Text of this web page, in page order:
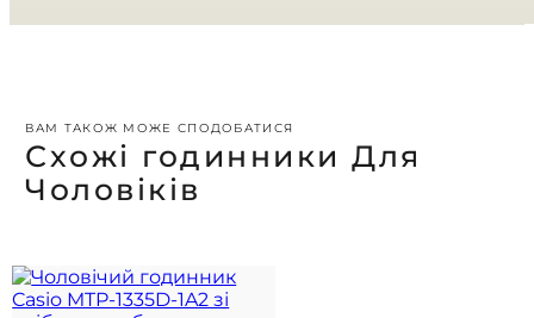
ВАМ ТАКОЖ МОЖЕ СПОДОБАТИСЯ
Схожі годинники Для
Чоловіків